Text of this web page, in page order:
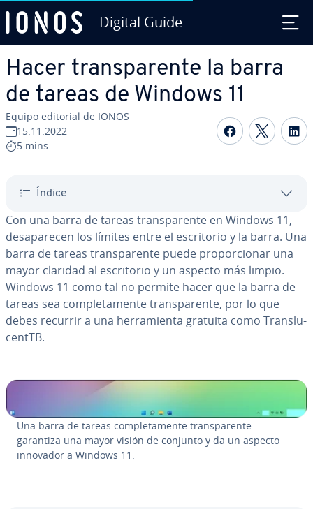
Digital Guide
Hacer tra­n­s­pa­re­n­te la barra
de tareas de Windows 11
Equipo editorial de IONOS
15.11.2022
5 mins
Compartir
Índice
Con una barra de tareas tra­n­s­pa­re­n­te en Windows 11,
des­apa­re­cen los límites entre el es­cri­to­rio y la barra. Una
barra de tareas tra­n­s­pa­re­n­te puede pro­po­r­cio­nar una
mayor claridad al es­cri­to­rio y un aspecto más limpio.
Windows 11 como tal no permite hacer que la barra de
tareas sea co­m­ple­ta­me­n­te tra­n­s­pa­re­n­te, por lo que
debes recurrir a una he­rra­mie­n­ta gratuita como Tra­n­s­lu­
ce­n­t­TB.
Una barra de tareas co­m­ple­ta­me­n­te tra­n­s­pa­re­n­te
garantiza una mayor visión de conjunto y da un aspecto
innovador a Windows 11.